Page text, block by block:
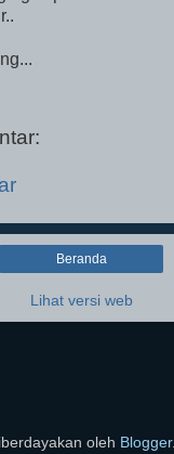
Beranda
Lihat versi web
oleh Blogger.